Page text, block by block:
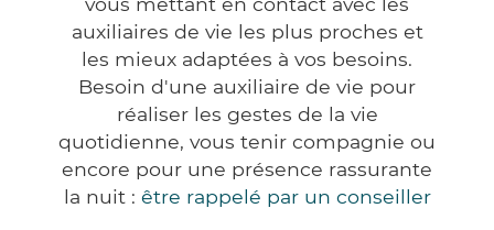
auxiliaires de vie les plus proches et
les mieux adaptées à vos besoins.
Besoin d'une auxiliaire de vie pour
réaliser les gestes de la vie
quotidienne, vous tenir compagnie ou
encore pour une présence rassurante
la nuit : être rappelé par un conseiller